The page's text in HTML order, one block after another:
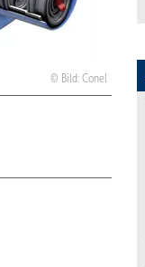
Bild: Conel